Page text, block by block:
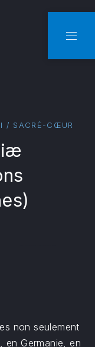
/ SACRÉ-CŒUR
non seulement
en Germanie, en